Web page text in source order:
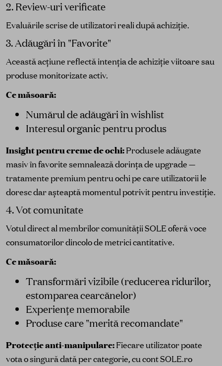
2. Review-uri verificate
Evaluările scrise de utilizatori reali după achiziție.
3. Adăugări în "Favorite"
Această acțiune reflectă intenția de achiziție viitoare sau
produse monitorizate activ.
Ce măsoară:
Numărul de adăugări în wishlist
Interesul organic pentru produs
Insight pentru creme de ochi:Produsele adăugate
masiv în favorite semnalează dorința de upgrade —
tratamente premium pentru ochi pe care utilizatorii le
doresc dar așteaptă momentul potrivit pentru investiție.
4. Vot comunitate
Votul direct al membrilor comunității SOLE oferă voce
consumatorilor dincolo de metrici cantitative.
Ce măsoară:
Transformări vizibile (reducerea ridurilor,
estomparea cearcănelor)
Experiențe memorabile
Produse care "merită recomandate"
Protecție anti-manipulare:Fiecare utilizator poate
vota o singură dată per categorie, cu cont SOLE.ro